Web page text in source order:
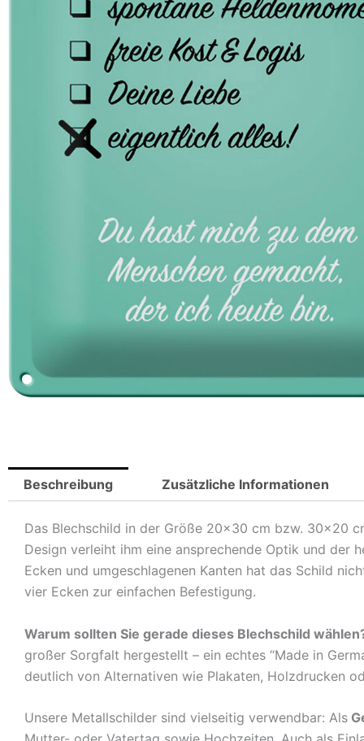
Beschreibung Zusätzliche Informationen
Das Blechschild in der Größe 20×30 cm bzw. 30×20
Design verleiht ihm eine ansprechende Optik und der
Ecken und umgeschlagenen Kanten hat das Schild
vier Ecken zur einfachen Befestigung.
Warum sollten Sie gerade dieses Blechschild
großer Sorgfalt hergestellt – ein echtes “Made in
deutlich von Alternativen wie Plakaten, Holzdrucken
Unsere Metallschilder sind vielseitig verwendbar: Als